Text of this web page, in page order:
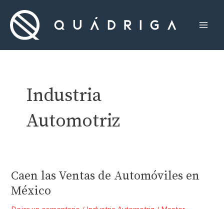
contenido
Industria
Automotriz
Caen las Ventas de Automóviles en
México